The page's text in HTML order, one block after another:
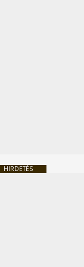
HIRDETÉS